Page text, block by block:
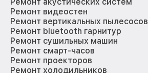
Ремонт видеостен
Ремонт вертикальных пылесосов
Ремонт bluetooth гарнитур
Ремонт сушильных машин
Ремонт смарт-часов
Ремонт проекторов
Ремонт холодильников